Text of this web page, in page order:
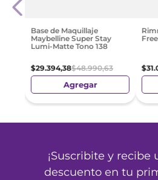
Base de Maquillaje
Maybelline Super Stay
Lumi-Matte Tono 138
$29.394,38$48.990,63
Agregar
$31.
¡Suscribite y recibe
descuento en tu